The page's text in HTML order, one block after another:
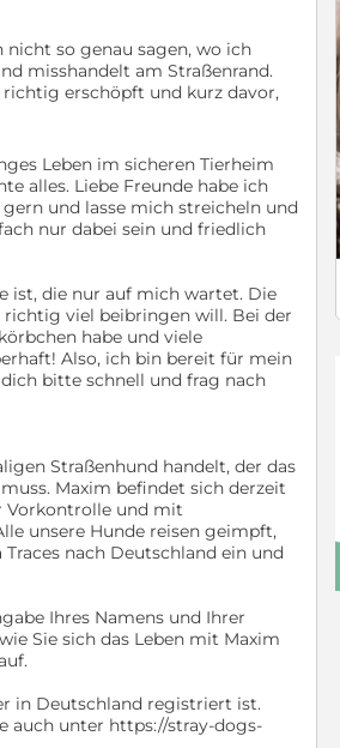
nicht so genau sagen, wo ich
misshandelt am Straßenrand.
erschöpft und kurz davor,
Leben im sicheren Tierheim
alles. Liebe Freunde habe ich
und lasse mich streicheln und
nur dabei sein und friedlich
ist, die nur auf mich wartet. Die
viel beibringen will. Bei der
habe und viele
Also, ich bin bereit für mein
bitte schnell und frag nach
Straßenhund handelt, der das
Maxim befindet sich derzeit
Vorkontrolle und mit
unsere Hunde reisen geimpft,
nach Deutschland ein und
Ihres Namens und Ihrer
Sie sich das Leben mit Maxim
in Deutschland registriert ist.
auch unter https://stray-dogs-